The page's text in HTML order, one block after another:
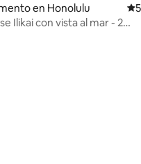
de 5; 95 evaluaciones
en Honolulu
Ilikai con vista al mar - 2